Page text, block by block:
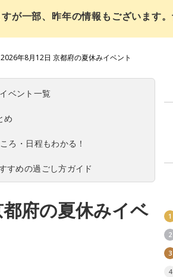
が一部、昨年の情報もございます。
2026年8月12日 京都府の夏休みイベント
ベント一覧
め
ろ・日程もわかる！
すめの過ごし方ガイド
府の夏休みイベ
1
2
3
4